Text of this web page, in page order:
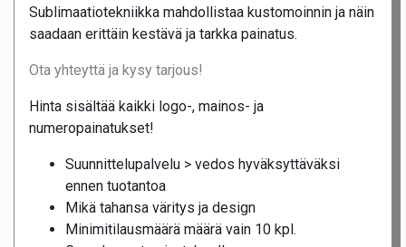
Sublimaatiotekniikka mahdollistaa kustomoinnin ja näin
saadaan erittäin kestävä ja tarkka painatus.
Ota yhteyttä ja kysy tarjous!
Hinta sisältää kaikki logo-, mainos- ja
numeropainatukset!
Suunnittelupalvelu > vedos hyväksyttäväksi
ennen tuotantoa
Mikä tahansa väritys ja design
Minimitilausmäärä määrä vain 10 kpl.